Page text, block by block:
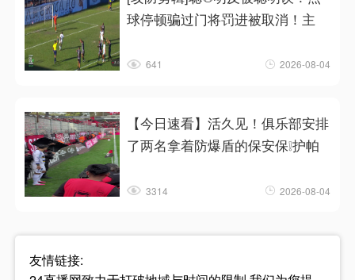
球停顿骗过门将罚进被取消！主
641 2026-08-04
【今日速看】活久见！俱乐部安排
了两名拿着防爆盾的保安保❕护帕
3314 2026-08-04
友情链接: